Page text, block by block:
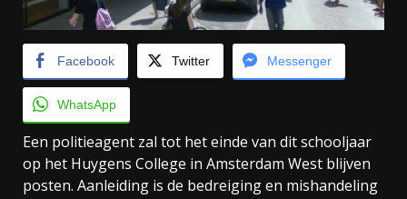
Facebook Twitter Messenger
WhatsApp
Een politieagent zal tot het einde van dit schooljaar
op het Huygens College in Amsterdam West blijven
posten. Aanleiding is de bedreiging en mishandeling